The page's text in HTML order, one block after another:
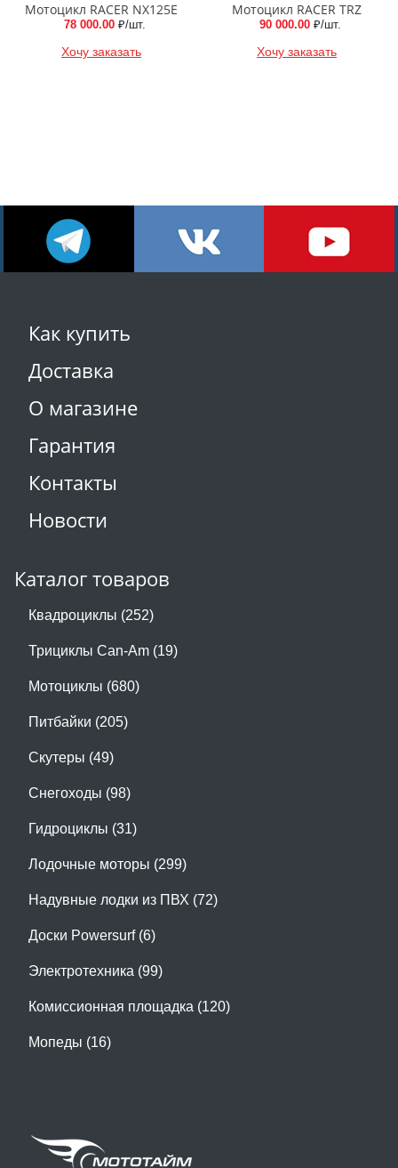
Мотоцикл RACER NX125E
78 000.00 ₽/шт.
Хочу заказать
Мотоцикл RACER TRZ
90 000.00 ₽/шт.
Хочу заказать
Как купить
Доставка
О магазине
Гарантия
Контакты
Новости
Каталог товаров
Квадроциклы (252)
Трициклы Can-Am (19)
Мотоциклы (680)
Питбайки (205)
Скутеры (49)
Снегоходы (98)
Гидроциклы (31)
Лодочные моторы (299)
Надувные лодки из ПВХ (72)
Доски Powersurf (6)
Электротехника (99)
Комиссионная площадка (120)
Мопеды (16)